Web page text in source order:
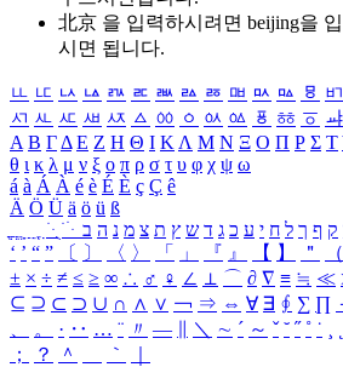
北京 을 입력하시려면 beijing을
시면 됩니다.
ㅥ ㅦ ㅧ ㅨ ㅩ ㅪ ㅫ ㅬ ㅭ ㅮ ㅯ ㅰ ㅱ ㅲ
ㅺ ㅻ ㅼ ㅽ ㅾ ㅿ ㆀ ㆁ ㆂ ㆃ ㆄ ㆅ ㆆ ㆇ
Α Β ΓΔ Ε Ζ Η Θ Ι ΚΛ Μ Ν Ξ Ο Π Ρ Σ Τ
θ ι κ λ μ ν ξ ο π ρ σ τ υ φ χ ψ ω
á à Á À é è É È ç Ç ê
Ä Ö Ü ä ö ü ß
ִֶֹ ֻּ ׁׂ ק ף ך ל ח י ע כ ג ד ש ץ ת צ מ נ ה ב
‘ ’ “ ” 〔 〕 〈 〉 「 」 『 』 【 】 ＂ （
± × ÷ ≠ ≤ ≥ ∞ ∴ ♂ ♀ ∠ ⊥ ⌒ ∂ ∇ ≡ ≒ ≪
⊆ ⊇ ⊂ ⊃ ∪ ∩ ∧ ∨ ￢ ⇒ ⇔ ∀ ∃ ∮ ∑ ∏
、
。 · ‥ … ¨ 〃 ― ＼ ∼ ´ ～ ˇ ˘ ˝ ˚ ˙ ¸
；
？ ＾ ｀